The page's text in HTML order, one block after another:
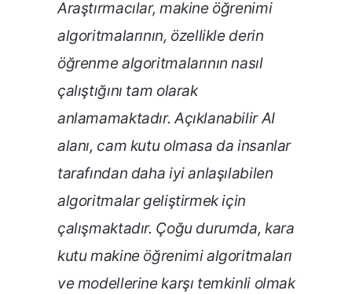
Araştırmacılar, makine öğrenimi
algoritmalarının, özellikle derin
öğrenme algoritmalarının nasıl
çalıştığını tam olarak
anlamamaktadır. Açıklanabilir AI
alanı, cam kutu olmasa da insanlar
tarafından daha iyi anlaşılabilen
algoritmalar geliştirmek için
çalışmaktadır. Çoğu durumda, kara
kutu makine öğrenimi algoritmaları
ve modellerine karşı temkinli olmak